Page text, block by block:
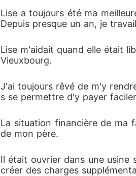
Lise a toujours été ma
Depuis presque un an, je
Lise m'aidait quand elle était
Vieuxbourg.
J'ai toujours rêvé de m'y
s se permettre d'y payer
La situation financière de ma
de mon père.
Il était ouvrier dans une usine
créer des charges